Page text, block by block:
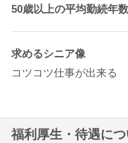
50歳以上の平均勤続年数
求めるシニア像
コツコツ仕事が出来る
ITに苦手意識がない
業界の豊富な知識
福利厚生・待遇に